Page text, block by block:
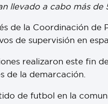
llevado a cabo más
de la Coordinación
de supervisión en
realizaron este fin
de la demarcación.
de futbol en la